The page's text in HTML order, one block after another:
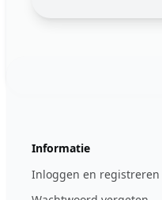
Informatie
Inloggen en registreren